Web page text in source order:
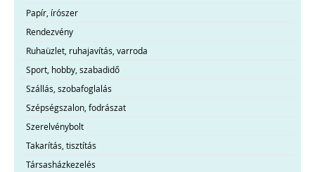
Papír, írószer
Rendezvény
Ruhaüzlet, ruhajavítás, varroda
Sport, hobby, szabadidő
Szállás, szobafoglalás
Szépségszalon, fodrászat
Szerelvénybolt
Takarítás, tisztítás
Társasházkezelés